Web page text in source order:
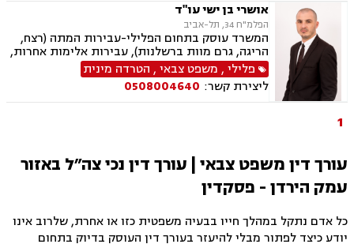
אושרי בן ישי עו"ד
הפלמ"ח 34, תל-אביב
המשרד עוסק בתחום הפלילי-עבירות המתה (רצח,
הריגה, גרם מוות ברשלנות), עבירות אלימות אחרות,
עבירות רכוש, עבירות סמים, עבירות מין, עבירות
כלכליות, עבירות צווארון לבן ועוד. כמו כן המשרד
עוסק בערעורים פליליים, משפט צבאי, ועדות
שחרורים ועתירות אסירים.
פלילי, משפט צבאי, הטרדה מינית
ליצירת קשר: 0508004640
1
עורך דין משפט צבאי | עורך דין נכי צה״ל באזור
עמק הירדן - פסקדין
כל אדם נתקל במהלך חייו בבעיה משפטית כזו או אחרת, שלרוב אינו
יודע כיצד לפתור מבלי להיעזר בעורך דין העוסק בדיוק בתחום